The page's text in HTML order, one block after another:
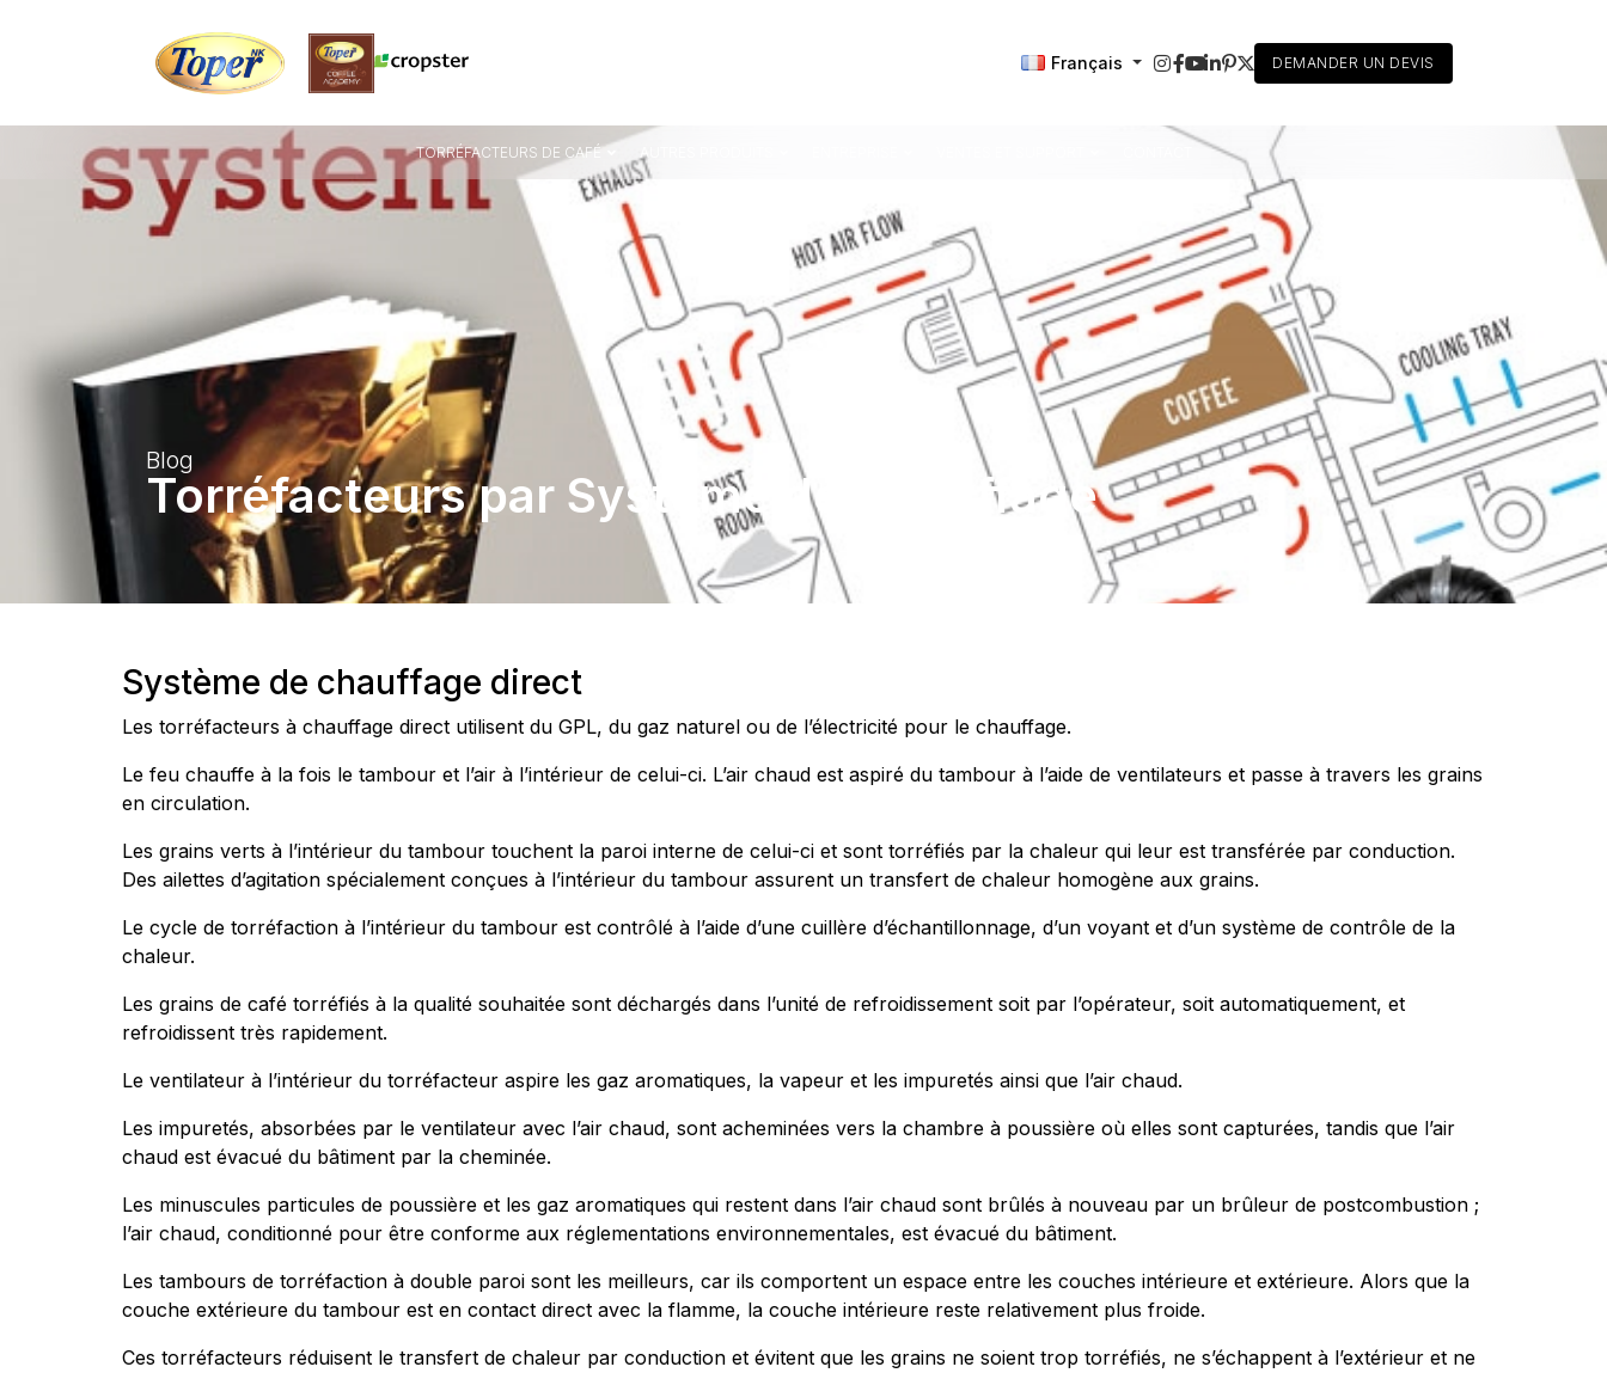
Français DEMANDER UN DEVIS
TORRÉFACTEURS DE CAFÉ AUTRES PRODUITS
Blog
Torréfacteurs par Système de Chauffage
Système de chauffage direct
Les torréfacteurs à chauffage direct utilisent du GPL, du gaz naturel ou de l’électricité pour le chauffage.
Le feu chauffe à la fois le tambour et l’air à l’intérieur de celui-ci. L’air chaud est aspiré du tambour à l’aide de ventilateurs et passe à travers les grains
en circulation.
Les grains verts à l’intérieur du tambour touchent la paroi interne de celui-ci et sont torréfiés par la chaleur qui leur est transférée par conduction.
Des ailettes d’agitation spécialement conçues à l’intérieur du tambour assurent un transfert de chaleur homogène aux grains.
Le cycle de torréfaction à l’intérieur du tambour est contrôlé à l’aide d’une cuillère d’échantillonnage, d’un voyant et d’un système de contrôle de la
chaleur.
Les grains de café torréfiés à la qualité souhaitée sont déchargés dans l’unité de refroidissement soit par l’opérateur, soit automatiquement, et
refroidissent très rapidement.
Le ventilateur à l’intérieur du torréfacteur aspire les gaz aromatiques, la vapeur et les impuretés ainsi que l’air chaud.
Les impuretés, absorbées par le ventilateur avec l’air chaud, sont acheminées vers la chambre à poussière où elles sont capturées, tandis que l’air
chaud est évacué du bâtiment par la cheminée.
Les minuscules particules de poussière et les gaz aromatiques qui restent dans l’air chaud sont brûlés à nouveau par un brûleur de postcombustion ;
l’air chaud, conditionné pour être conforme aux réglementations environnementales, est évacué du bâtiment.
Les tambours de torréfaction à double paroi sont les meilleurs, car ils comportent un espace entre les couches intérieure et extérieure. Alors que la
couche extérieure du tambour est en contact direct avec la flamme, la couche intérieure reste relativement plus froide.
Ces torréfacteurs réduisent le transfert de chaleur par conduction et évitent que les grains ne soient trop torréfiés, ne s’échappent à l’extérieur et ne